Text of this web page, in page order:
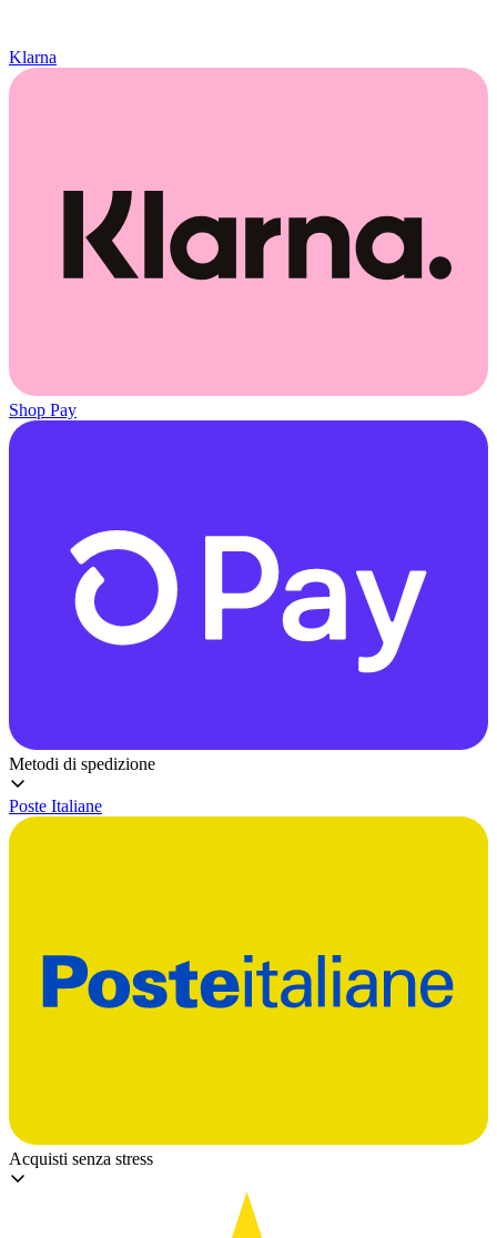
Klarna
Shop Pay
Metodi di spedizione
Poste Italiane
Acquisti senza stress